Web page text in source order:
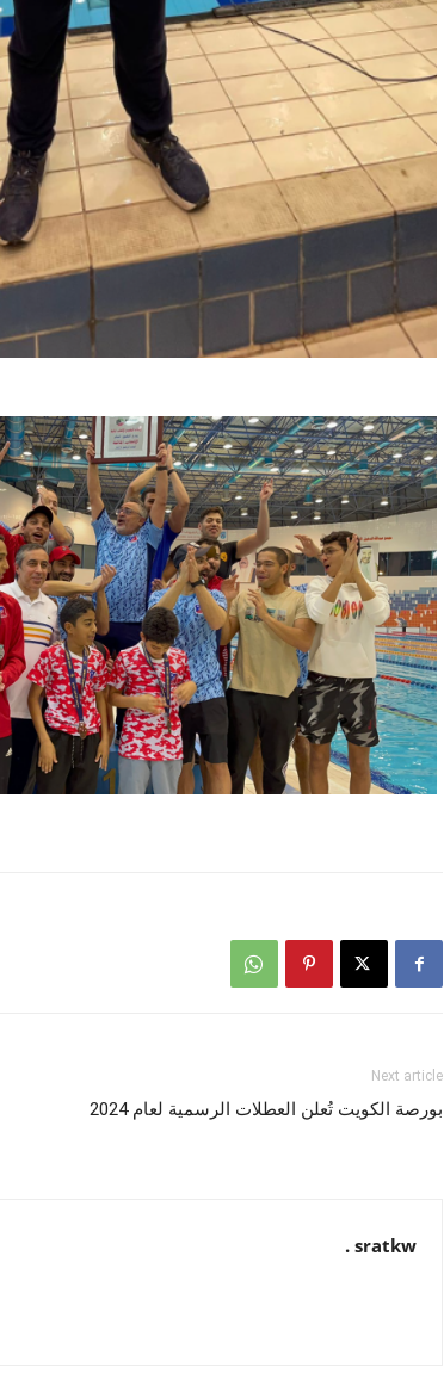
Next article
بورصة الكويت تُعلن العطلات الرسمية لعام 2024
sratkw .